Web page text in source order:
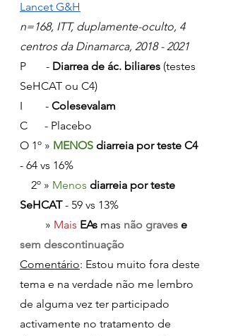
Lancet G&H
n=168, ITT, duplamente-oculto, 4
centros da Dinamarca, 2018 - 2021
P       - Diarrea de ác. biliares (testes
SeHCAT ou C4)
I        - Colesevalam
C      - Placebo
O 1º » MENOS diarreia por teste C4
- 64 vs 16%
    2º »
Menos diarreia por teste
SeHCAT - 59 vs 13%
         »
Mais EAs mas não graves e
sem descontinuação
Comentário: Estou muito fora deste
tema e na verdade não me lembro
de alguma vez ter participado
activamente no tratamento de